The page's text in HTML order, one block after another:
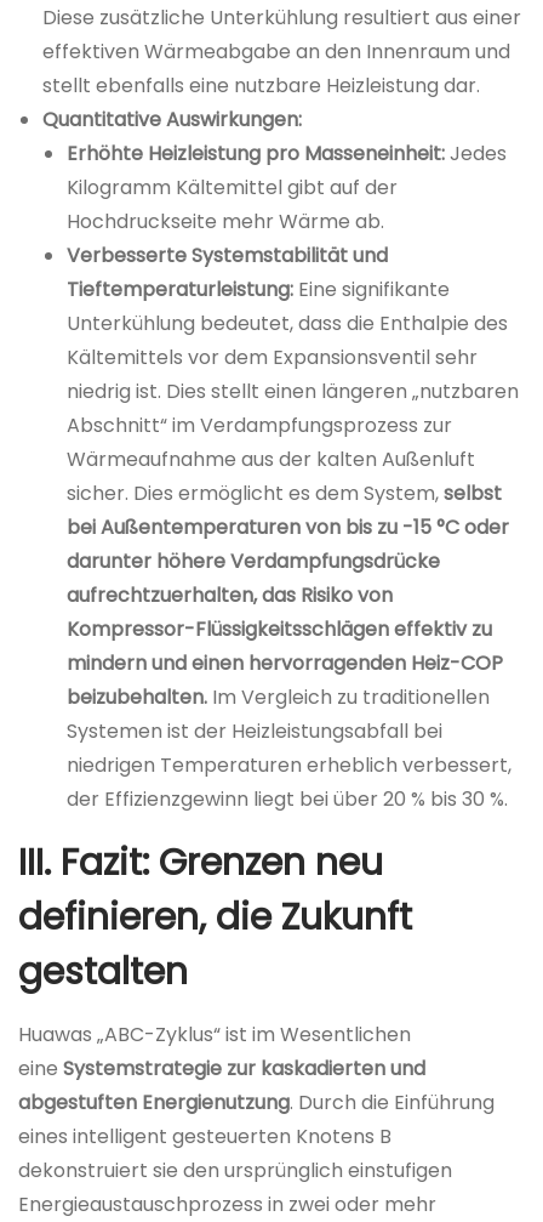
Diese zusätzliche Unterkühlung resultiert aus einer
effektiven Wärmeabgabe an den Innenraum und
stellt ebenfalls eine nutzbare Heizleistung dar.
Quantitative Auswirkungen:
Erhöhte Heizleistung pro Masseneinheit:Jedes
Kilogramm Kältemittel gibt auf der
Hochdruckseite mehr Wärme ab.
Verbesserte Systemstabilität und
Tieftemperaturleistung: Eine signifikante
Unterkühlung bedeutet, dass die Enthalpie des
Kältemittels vor dem Expansionsventil sehr
niedrig ist. Dies stellt einen längeren „nutzbaren
Abschnitt“ im Verdampfungsprozess zur
Wärmeaufnahme aus der kalten Außenluft
sicher. Dies ermöglicht es dem System,selbst
bei Außentemperaturen von bis zu -15 °C oder
darunter höhere Verdampfungsdrücke
aufrechtzuerhalten, das Risiko von
Kompressor-Flüssigkeitsschlägen effektiv zu
mindern und einen hervorragenden Heiz-COP
beizubehalten. Im Vergleich zu traditionellen
Systemen ist der Heizleistungsabfall bei
niedrigen Temperaturen erheblich verbessert,
der Effizienzgewinn liegt bei über 20 % bis 30 %.
III. Fazit: Grenzen neu
definieren, die Zukunft
gestalten
Huawas „ABC-Zyklus“ ist im Wesentlichen
eine Systemstrategie zur kaskadierten und
abgestuften Energienutzung. Durch die Einführung
eines intelligent gesteuerten Knotens B
dekonstruiert sie den ursprünglich einstufigen
Energieaustauschprozess in zwei oder mehr